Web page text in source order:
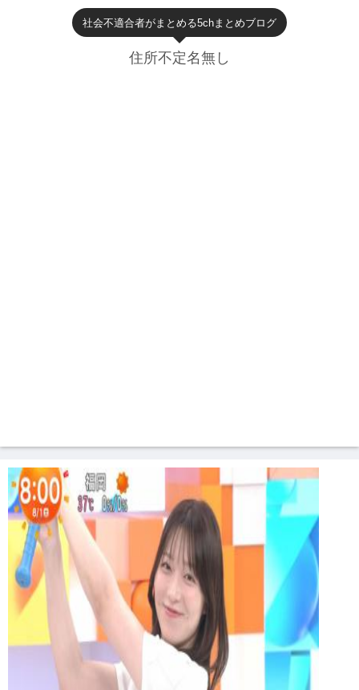
社会不適合者がまとめる5chまとめブログ
住所不定名無し